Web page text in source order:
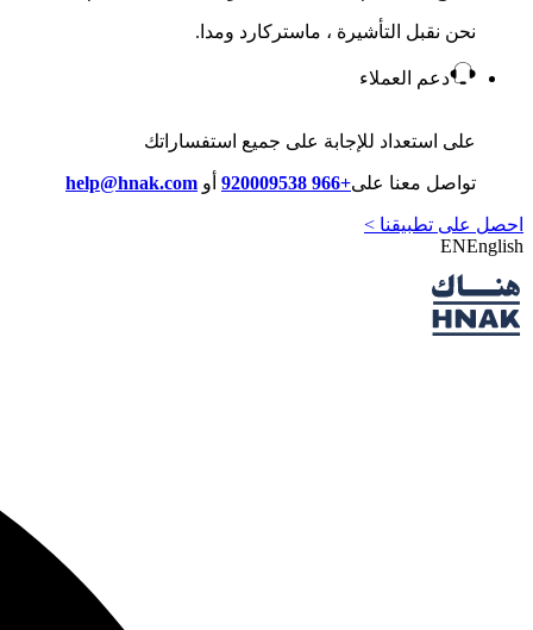
نحن نقبل التأشيرة ، ماستركارد ومدا.
دعم العملاء
على استعداد للإجابة على جميع استفساراتك
تواصل معنا على+966 920009538 أو help@hnak.com
احصل على تطبيقنا >
ENEnglish